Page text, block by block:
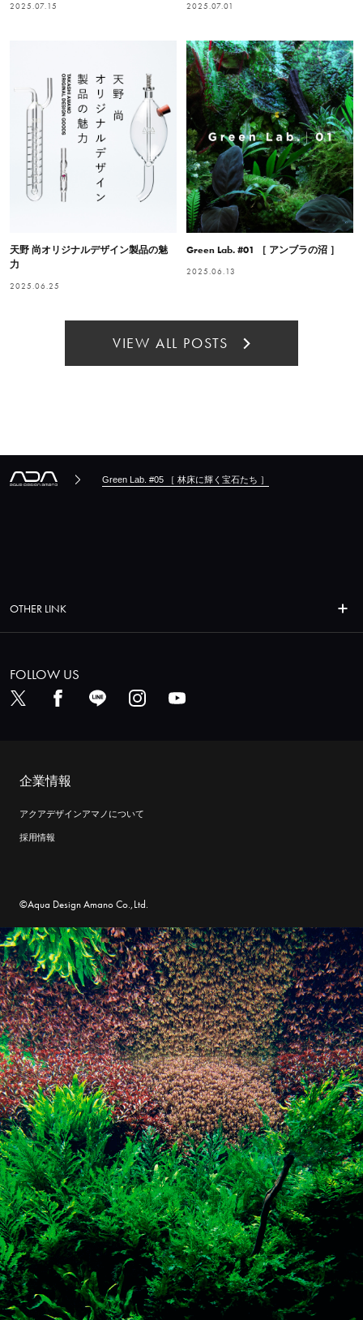
2025.07.15 2025.07.01
天野 尚オリジナルデザイン製品の魅
力
2025.06.25
Green Lab. #01 ［ アンブラの沼 ］
2025.06.13
VIEW ALL POSTS
Green Lab. #05 ［ 林床に輝く宝石たち ］
OTHER LINK
FOLLOW US
企業情報
アクアデザインアマノについて
採用情報
©Aqua Design Amano Co.,Ltd.